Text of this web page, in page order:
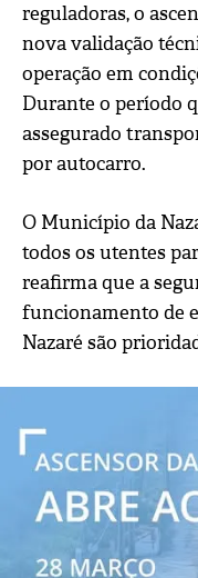
reguladoras, o
nova validação
operação em
Durante o período
assegurado
por autocarro.
O Município da
todos os utentes
reafirma que a
funcionamento de
Nazaré são